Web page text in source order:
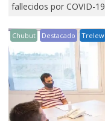
fallecidos por COVID-19
Chubut Destacado Trelew